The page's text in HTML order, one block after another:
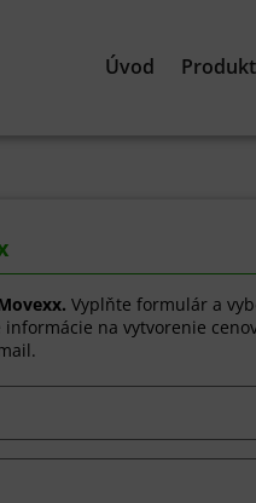
Úvod
Vyplňte formulár a
na vytvorenie